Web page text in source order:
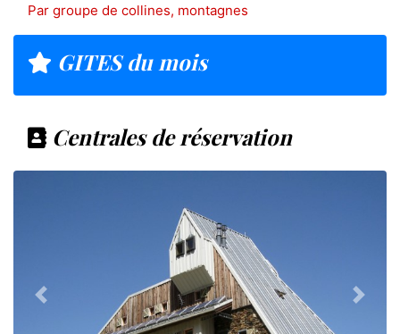
Par groupe de collines, montagnes
GITES du mois
Centrales de réservation